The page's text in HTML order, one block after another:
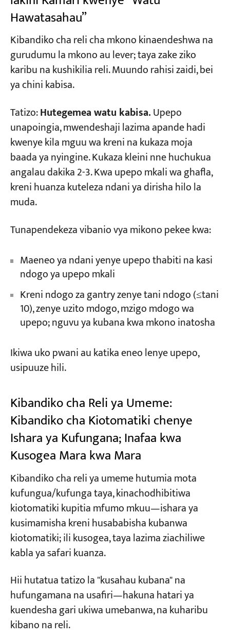
Hawatasahau”
Kibandiko cha reli cha mkono kinaendeshwa na
gurudumu la mkono au lever; taya zake ziko
karibu na kushikilia reli. Muundo rahisi zaidi, bei
ya chini kabisa.
Tatizo:Hutegemea watu kabisa.Upepo
unapoingia, mwendeshaji lazima apande hadi
kwenye kila mguu wa kreni na kukaza moja
baada ya nyingine. Kukaza kleini nne huchukua
angalau dakika 2-3. Kwa upepo mkali wa ghafla,
kreni huanza kuteleza ndani ya dirisha hilo la
muda.
Tunapendekeza vibanio vya mikono pekee kwa:
Maeneo ya ndani yenye upepo thabiti na kasi
ndogo ya upepo mkali
Kreni ndogo za gantry zenye tani ndogo (≤tani
10), zenye uzito mdogo, mzigo mdogo wa
upepo; nguvu ya kubana kwa mkono inatosha
Ikiwa uko pwani au katika eneo lenye upepo,
usipuuze hili.
Kibandiko cha Reli ya Umeme:
Kibandiko cha Kiotomatiki chenye
Ishara ya Kufungana; Inafaa kwa
Kusogea Mara kwa Mara
Kibandiko cha reli ya umeme hutumia mota
kufungua/kufunga taya, kinachodhibitiwa
kiotomatiki kupitia mfumo mkuu—ishara ya
kusimamisha kreni husababisha kubanwa
kiotomatiki; ili kusogea, taya lazima ziachiliwe
kabla ya safari kuanza.
Hii hutatua tatizo la "kusahau kubana" na
hufungamana na usafiri—hakuna hatari ya
kuendesha gari ukiwa umebanwa, na kuharibu
kibano na reli.